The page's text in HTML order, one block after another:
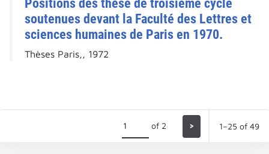
soutenues devant la Faculté des Lettres et
sciences humaines de Paris en 1970.
Thèses Paris,, 1972
of 2 > 1–25 of 49